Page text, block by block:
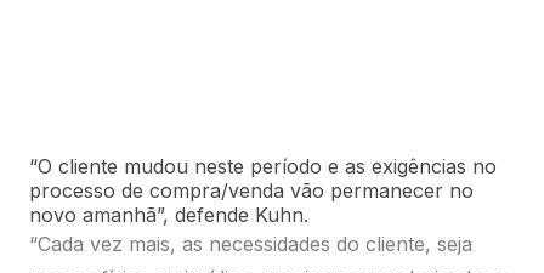
sei o que meu cliente precisa” — vão perder ainda
mais espaço para modelos de negócios inovadores
que encontram soluções de forma colaborativa,
sem imposições. “Esse atendimento mais completo